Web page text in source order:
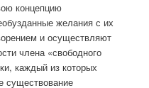
концепцию
желания с их
и осуществляют
члена «свободного
каждый из которых
существование